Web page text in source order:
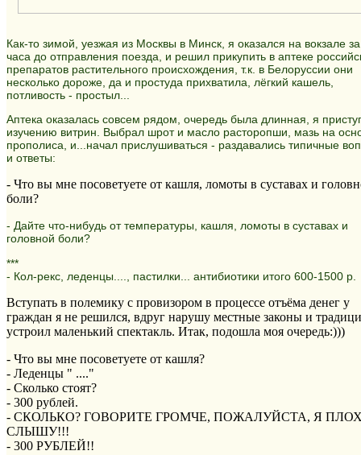
Как-то зимой, уезжая из Москвы в Минск, я оказался на вокзале
часа до отправления поезда, и решил прикупить в аптеке
препаратов растительного происхождения, т.к. в Белоруссии они
несколько дороже, да и простуда прихватила, лёгкий кашель,
потливость - простыл...
Аптека оказалась совсем рядом, очередь была длинная, я
изучению витрин. Выбрал шрот и масло расторопши, мазь на
прополиса, и...начал прислушиваться - раздавались типичные
и ответы:
- Что вы мне посоветуете от кашля, ломоты в суставах и
боли?
- Дайте что-нибудь от температуры, кашля, ломоты в суставах и
головной боли?
***
- Кол-рекс, леденцы...., пастилки... антибиотики итого 600-1500 р.
Вступать в полемику с провизором в процессе отъёма денег у
граждан я не решился, вдруг нарушу местные законы и
устроил маленький спектакль. Итак, подошла моя очередь:)))
- Что вы мне посоветуете от кашля?
- Леденцы " ...."
- Сколько стоят?
- 300 рублей.
- СКОЛЬКО? ГОВОРИТЕ ГРОМЧЕ, ПОЖАЛУЙСТА, Я
СЛЫШУ!!!
- 300 РУБЛЕЙ!!